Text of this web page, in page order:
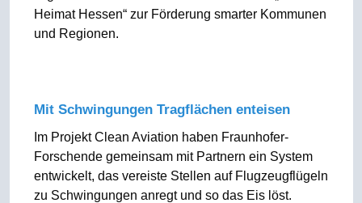
Heimat Hessen“ zur Förderung smarter Kommunen
und Regionen.
Mit Schwingungen Tragflächen enteisen
Im Projekt Clean Aviation haben Fraunhofer-
Forschende gemeinsam mit Partnern ein System
entwickelt, das vereiste Stellen auf Flugzeugflügeln
zu Schwingungen anregt und so das Eis löst.